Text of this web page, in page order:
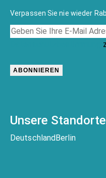
Verpassen Sie nie wieder
ABONNIEREN
Unsere Standorte
DeutschlandBerlin